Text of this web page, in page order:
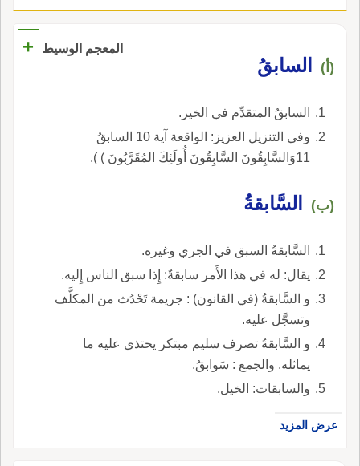
المعجم الوسيط +
(أ) السابقُ
السابقُ المتقدِّم في الخير.
وفي التنزيل العزيز: الواقعة آية 10 السابقُ
11وَالسَّابِقُونَ السَّابِقُونَ أُولَئِكَ المُقَرَّبُونَ ) ).
(ب) السَّابقةُ
السَّابقةُ السبق في الجري وغيره.
يقال: له في هذا الأَمر سابقةٌ: إِذا سبق الناس إِليه.
و السَّابقةُ (في القانون) : جريمة تَحْدُث من المكلَّف
وتسجَّل عليه.
و السَّابقةُ تصرف سليم مبتكر يحتذى عليه ما
يماثله. والجمع : سَوابقُ.
والسابقات: الخيل.
عرض المزيد